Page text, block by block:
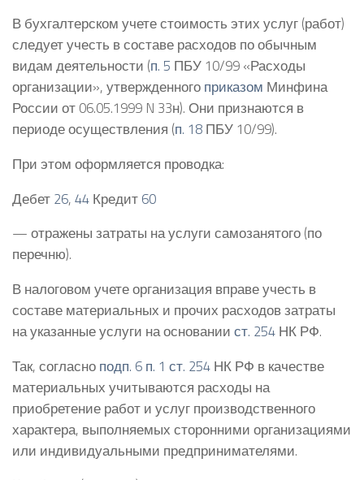
В бухгалтерском учете стоимость этих услуг (работ)
следует учесть в составе расходов по обычным
видам деятельности (п. 5 ПБУ 10/99 «Расходы
организации», утвержденного приказом Минфина
России от 06.05.1999 N 33н). Они признаются в
периоде осуществления (п. 18 ПБУ 10/99).
При этом оформляется проводка:
Дебет 26, 44 Кредит 60
— отражены затраты на услуги самозанятого (по
перечню).
В налоговом учете организация вправе учесть в
составе материальных и прочих расходов затраты
на указанные услуги на основании ст. 254 НК РФ.
Так, согласно подп. 6 п. 1 ст. 254 НК РФ в качестве
материальных учитываются расходы на
приобретение работ и услуг производственного
характера, выполняемых сторонними организациями
или индивидуальными предпринимателями.